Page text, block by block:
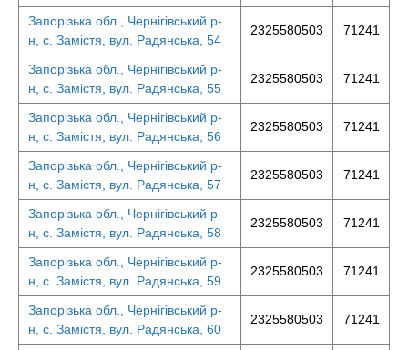
Запорізька обл., Чернігівський р-
н, с. Замістя, вул. Радянська, 54
2325580503 71241
Запорізька обл., Чернігівський р-
н, с. Замістя, вул. Радянська, 55
2325580503 71241
Запорізька обл., Чернігівський р-
н, с. Замістя, вул. Радянська, 56
2325580503 71241
Запорізька обл., Чернігівський р-
н, с. Замістя, вул. Радянська, 57
2325580503 71241
Запорізька обл., Чернігівський р-
н, с. Замістя, вул. Радянська, 58
2325580503 71241
Запорізька обл., Чернігівський р-
н, с. Замістя, вул. Радянська, 59
2325580503 71241
Запорізька обл., Чернігівський р-
н, с. Замістя, вул. Радянська, 60
2325580503 71241